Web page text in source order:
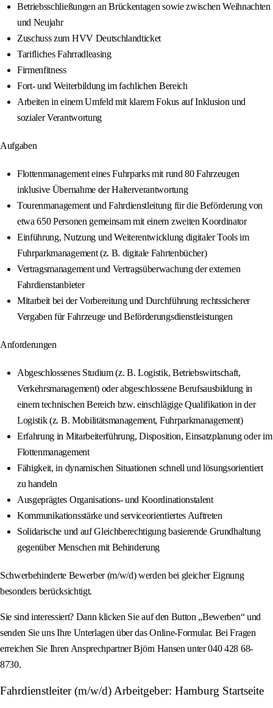
Betriebsschließungen an Brückentagen sowie zwischen Weihnachten
und Neujahr
Zuschuss zum HVV Deutschlandticket
Tarifliches Fahrradleasing
Firmenfitness
Fort- und Weiterbildung im fachlichen Bereich
Arbeiten in einem Umfeld mit klarem Fokus auf Inklusion und
sozialer Verantwortung
Aufgaben
Flottenmanagement eines Fuhrparks mit rund 80 Fahrzeugen
inklusive Übernahme der Halterverantwortung
Tourenmanagement und Fahrdienstleitung für die Beförderung von
etwa 650 Personen gemeinsam mit einem zweiten Koordinator
Einführung, Nutzung und Weiterentwicklung digitaler Tools im
Fuhrparkmanagement (z. B. digitale Fahrtenbücher)
Vertragsmanagement und Vertragsüberwachung der externen
Fahrdienstanbieter
Mitarbeit bei der Vorbereitung und Durchführung rechtssicherer
Vergaben für Fahrzeuge und Beförderungsdienstleistungen
Anforderungen
Abgeschlossenes Studium (z. B. Logistik, Betriebswirtschaft,
Verkehrsmanagement) oder abgeschlossene Berufsausbildung in
einem technischen Bereich bzw. einschlägige Qualifikation in der
Logistik (z. B. Mobilitätsmanagement, Fuhrparkmanagement)
Erfahrung in Mitarbeiterführung, Disposition, Einsatzplanung oder im
Flottenmanagement
Fähigkeit, in dynamischen Situationen schnell und lösungsorientiert
zu handeln
Ausgeprägtes Organisations- und Koordinationstalent
Kommunikationsstärke und serviceorientiertes Auftreten
Solidarische und auf Gleichberechtigung basierende Grundhaltung
gegenüber Menschen mit Behinderung
Schwerbehinderte Bewerber (m/w/d) werden bei gleicher Eignung
besonders berücksichtigt.
Sie sind interessiert? Dann klicken Sie auf den Button „Bewerben“ und
senden Sie uns Ihre Unterlagen über das Online-Formular. Bei Fragen
erreichen Sie Ihren Ansprechpartner Björn Hansen unter 040 428 68-
8730.
Fahrdienstleiter (m/w/d) Arbeitgeber: Hamburg Startseite